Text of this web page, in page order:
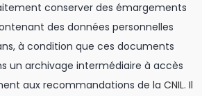
conserver des émargements
des données personnelles
à condition que ces documents
un archivage intermédiaire à accès
aux recommandations de la CNIL. Il